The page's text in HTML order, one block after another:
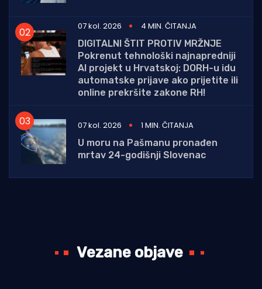
07 kol. 2026
4 MIN. ČITANJA
DIGITALNI ŠTIT PROTIV MRŽNJE
Pokrenut tehnološki najnapredniji
AI projekt u Hrvatskoj: DORH-u idu
automatske prijave ako prijetite ili
online prekršite zakone RH!
07 kol. 2026
1 MIN. ČITANJA
U moru na Pašmanu pronađen
mrtav 24-godišnji Slovenac
Vezane objave